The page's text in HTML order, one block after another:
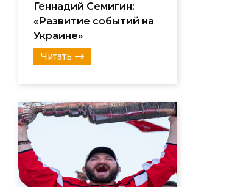
Геннадий Семигин:
«Развитие событий на
Украине»
Читать